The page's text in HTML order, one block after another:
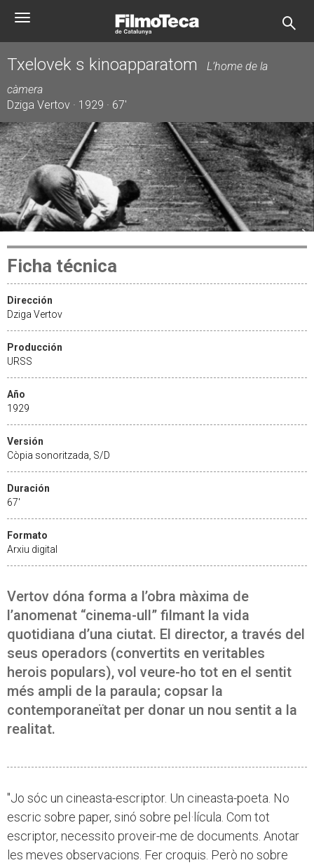
Toggle
Txelovek s kinoapparatom
L’home de la
càmera
Dziga Vertov · 1929 · 67'
Ficha técnica
Dirección
Dziga Vertov
Producción
URSS
Año
1929
Versión
Còpia sonoritzada, S/D
Duración
67'
Formato
Arxiu digital
Vertov dóna forma a l’obra màxima de
l’anomenat “cinema-ull” filmant la vida
quotidiana d’una ciutat. El director, a través del
seus operadors (convertits en veritables
herois populars), vol veure-ho tot en el sentit
més ampli de la paraula; copsar la
contemporaneïtat per donar un nou sentit a la
realitat.
"Jo sóc un cineasta-escriptor. Un cineasta-poeta. No
escric sobre paper, sinó sobre pel·lícula. Com tot
escriptor, necessito proveir-me de documents. Anotar
les meves observacions. Fer croquis. Però no sobre